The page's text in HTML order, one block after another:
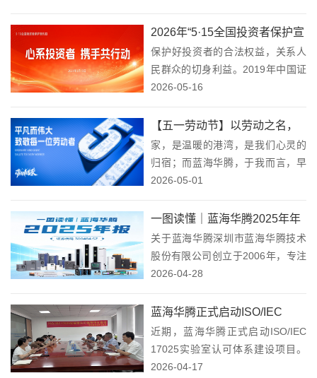
梯专用控制系统及数字云平台亮相
本届展会，与到场的客户及业内同
行进行了...
2026年“5·15全国投资者保护宣
传日”活动—心系投资者，携手
共行动！
保护好投资者的合法权益，关系人
民群众的切身利益。2019年中国证
监会正式设立"5·15全国投资者保护
年来，这件事一直在做，而且值得
一直做下去。在2026年"5·15全国...
2026-05-16
【五一劳动节】以劳动之名，
致敬平凡中的不凡！
家，是温暖的港湾，是我们心灵的
归宿；而蓝海华腾，于我而言，早
已不仅仅是一家企业，它更像是我
希望的地方。新能源与工业自动化
事业，是我们倾心耕耘的花园，是
我们孕育梦想果实的沃...
2026-05-01
一图读懂｜蓝海华腾2025年年
报
关于蓝海华腾深圳市蓝海华腾技术
股份有限公司创立于2006年，专注
于新能源和工业自动化领域，是一
力于变频器、伺服驱动器、电动汽
车电机控制器、DC/DC、电梯驱控
系统、工控系...
2026-04-28
蓝海华腾正式启动ISO/IEC
17025实验室认可体系，稳健
迈向质量新高度！
近期，蓝海华腾正式启动ISO/IEC
17025实验室认可体系建设项目。
这一举措并非追求华丽的认证光
2026-04-17